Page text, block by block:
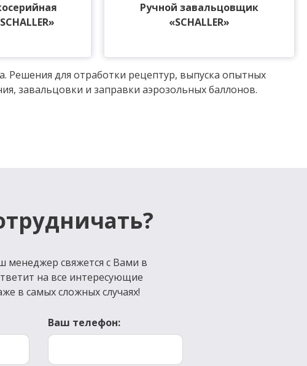
Ручной завальцовщик
«SCHALLER»
Решения для отработки рецептур, выпуска опытных
завальцовки и заправки аэрозольных баллонов.
менеджер свяжется с Вами в
на все интересующие
в самых сложных случаях!
Ваш телефон: